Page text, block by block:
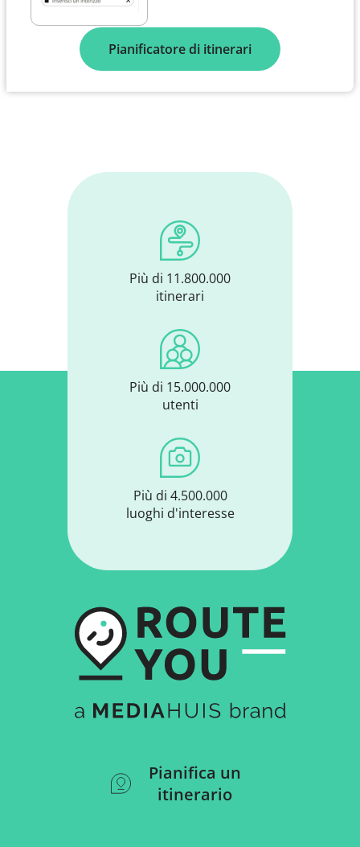
Pianificatore di itinerari
Più di 11.800.000
itinerari
Più di 15.000.000
utenti
Più di 4.500.000
luoghi d'interesse
Pianifica un
itinerario